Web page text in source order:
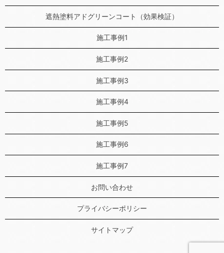
遮熱塗料アドグリーンコート（効果検証）
施工事例1
施工事例2
施工事例3
施工事例4
施工事例5
施工事例6
施工事例7
お問い合わせ
プライバシーポリシー
サイトマップ